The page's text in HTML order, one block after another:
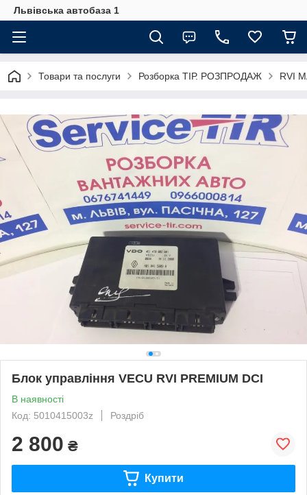
Львівська автобаза 1
Товари та послуги Розборка ТІР. РОЗПРОДАЖ RVI
Блок управління VECU RVI PREMIUM DCI
В наявності
Код: 5010415003z
Роздріб
2 800 ₴
Купити